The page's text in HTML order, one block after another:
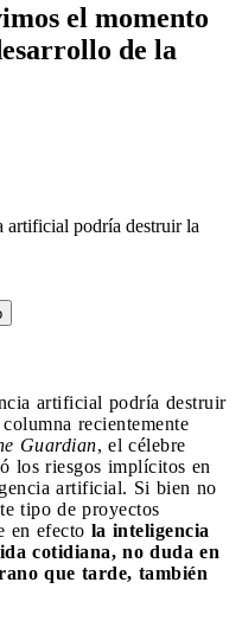
el momento
de la
podría destruir la
artificial podría destruir
recientemente
Guardian, el célebre
los riesgos implícitos en
artificial. Si bien no
tipo de proyectos
en efecto la inteligencia
cotidiana, no duda en
que tarde, también